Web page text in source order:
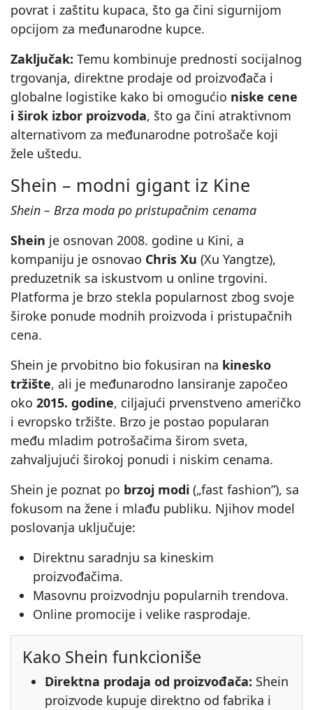
povrat i zaštitu kupaca, što ga čini sigurnijom
opcijom za međunarodne kupce.
Zaključak: Temu kombinuje prednosti socijalnog
trgovanja, direktne prodaje od proizvođača i
globalne logistike kako bi omogućio niske cene
i širok izbor proizvoda, što ga čini atraktivnom
alternativom za međunarodne potrošače koji
žele uštedu.
Shein – modni gigant iz Kine
Shein – Brza moda po pristupačnim cenama
Shein je osnovan 2008. godine u Kini, a
kompaniju je osnovao Chris Xu (Xu Yangtze),
preduzetnik sa iskustvom u online trgovini.
Platforma je brzo stekla popularnost zbog svoje
široke ponude modnih proizvoda i pristupačnih
cena.
Shein je prvobitno bio fokusiran na kinesko
tržište, ali je međunarodno lansiranje započeo
oko 2015. godine, ciljajući prvenstveno američko
i evropsko tržište. Brzo je postao popularan
među mladim potrošačima širom sveta,
zahvaljujući širokoj ponudi i niskim cenama.
Shein je poznat po brzoj modi („fast fashion”), sa
fokusom na žene i mlađu publiku. Njihov model
poslovanja uključuje:
Direktnu saradnju sa kineskim
proizvođačima.
Masovnu proizvodnju popularnih trendova.
Online promocije i velike rasprodaje.
Kako Shein funkcioniše
Direktna prodaja od proizvođača: Shein
proizvode kupuje direktno od fabrika i